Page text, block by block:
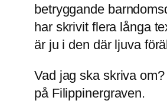
betryggande
har skrivit flera långa
är ju i den där ljuva
Vad jag ska skriva
på Filippinergraven.